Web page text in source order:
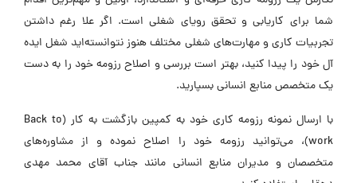
شما برای کاریابی و تحقق رویای شغلی است. اگر علا رغم داشتن
تجربیات کاری و مهارت‌های شغلی مختلف هنوز نتوانسته‌اید شغل ایده
آل خود را پیدا کنید، بهتر است بررسی و اصلاح رزومه خود را به دست
یک متخصص منابع انسانی بسپارید.
با ارسال نمونه رزومه کاری خود به کمپین بازگشت به کار (Back to
work)، می‌توانید رزومه خود را اصلاح نموده و از مشاوره‌های
متخصصان و مدیران منابع انسانی مانند جناب آقای محمد مهدی